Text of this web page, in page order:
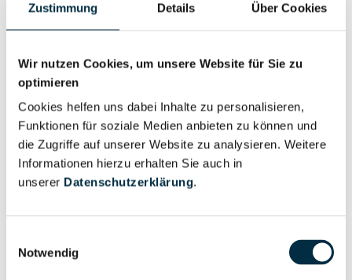
Zustimmung Details Über Cookies
Wir nutzen Cookies, um unsere Website für Sie zu
optimieren
Cookies helfen uns dabei Inhalte zu personalisieren,
Funktionen für soziale Medien anbieten zu können und
die Zugriffe auf unserer Website zu analysieren. Weitere
Informationen hierzu erhalten Sie auch in
unserer Datenschutzerklärung.
Notwendig
Gesellschafterstruktur
Vollständiges
Unternehmensprofil
anfragen